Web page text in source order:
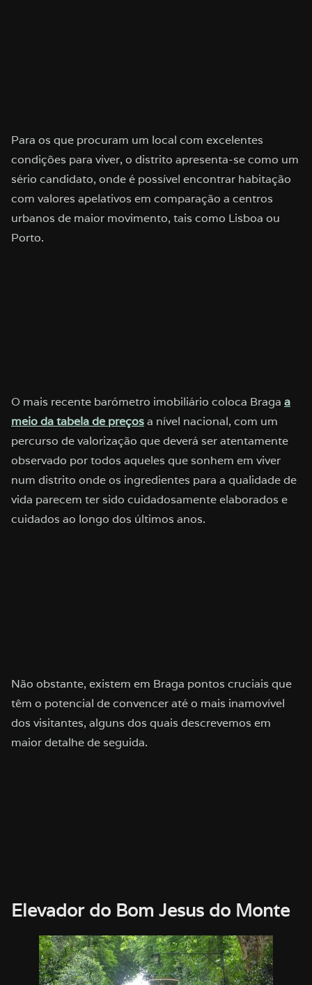
Para os que procuram um local com excelentes
condições para viver, o distrito apresenta-se como um
sério candidato, onde é possível encontrar habitação
com valores apelativos em comparação a centros
urbanos de maior movimento, tais como Lisboa ou
Porto.
O mais recente barómetro imobiliário coloca Braga a
meio da tabela de preçosa nível nacional, com um
percurso de valorização que deverá ser atentamente
observado por todos aqueles que sonhem em viver
num distrito onde os ingredientes para a qualidade de
vida parecem ter sido cuidadosamente elaborados e
cuidados ao longo dos últimos anos.
Não obstante, existem em Braga pontos cruciais que
têm o potencial de convencer até o mais inamovível
dos visitantes, alguns dos quais descrevemos em
maior detalhe de seguida.
Elevador do Bom Jesus do Monte